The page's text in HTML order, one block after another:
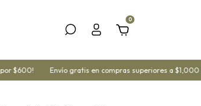
0
$600! Envío gratis en compras superiores a $1,000 mx